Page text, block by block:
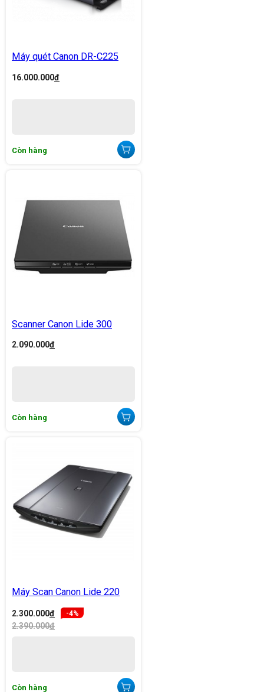
Máy quét Canon DR-C225
16.000.000đ
Còn hàng
Scanner Canon Lide 300
2.090.000đ
Còn hàng
Máy Scan Canon Lide 220
2.300.000đ -4%
2.390.000đ
Còn hàng